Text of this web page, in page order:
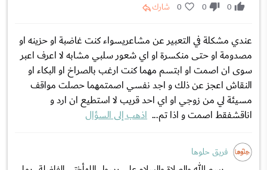
0
0
0 شارك
عندي مشكلة في التعبير عن مشاعريسواء كنت غاضبة او حزينه او
مصدومة او حتى منكسرة او اي شعور سلبي مشابه لا اعرف اعبر
سوى ان اصمت او ابتسم مهما كنت ارغب بالصراخ او البكاء او
النقاش اعجز عن ذلك و اجد نفسي اصمتمهما حصلت مواقف
مسيئة لي من زوجي او اي احد قريب لا استطيع ان ارد و
اناقشفقط اصمت و اذا تم... اذهب إلى السؤال
فريق حلوها